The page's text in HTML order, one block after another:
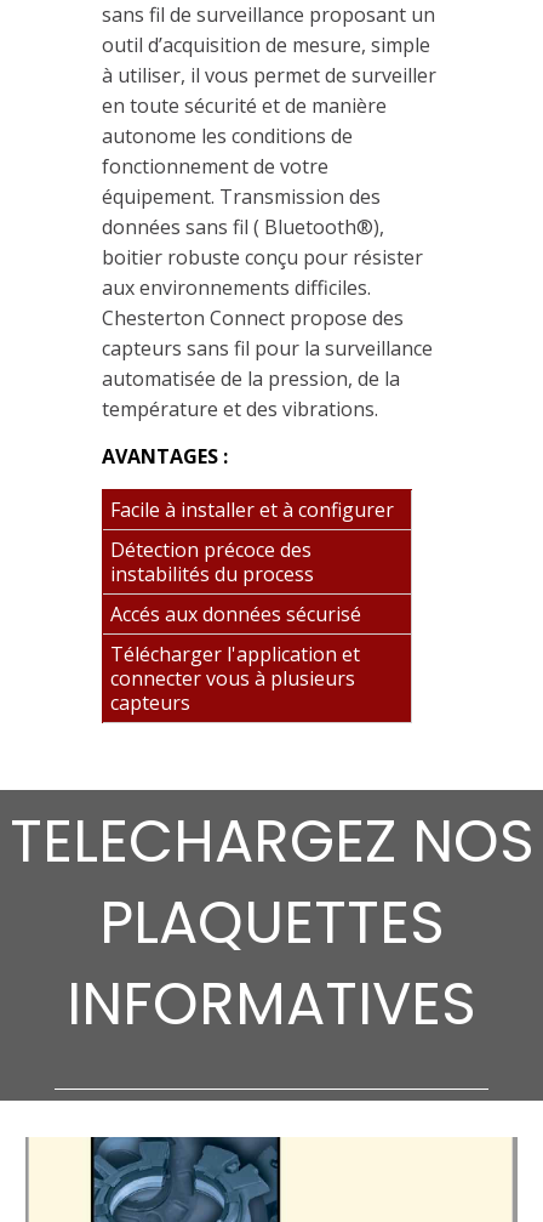
sans fil de surveillance proposant un
outil d’acquisition de mesure, simple
à utiliser, il vous permet de surveiller
en toute sécurité et de manière
autonome les conditions de
fonctionnement de votre
équipement. Transmission des
données sans fil ( Bluetooth®),
boitier robuste conçu pour résister
aux environnements difficiles.
Chesterton Connect propose des
capteurs sans fil pour la surveillance
automatisée de la pression, de la
température et des vibrations.
AVANTAGES :
Facile à installer et à configurer
Détection précoce des
instabilités du process
Accés aux données sécurisé
Télécharger l'application et
connecter vous à plusieurs
capteurs
TELECHARGEZ NOS
PLAQUETTES
INFORMATIVES